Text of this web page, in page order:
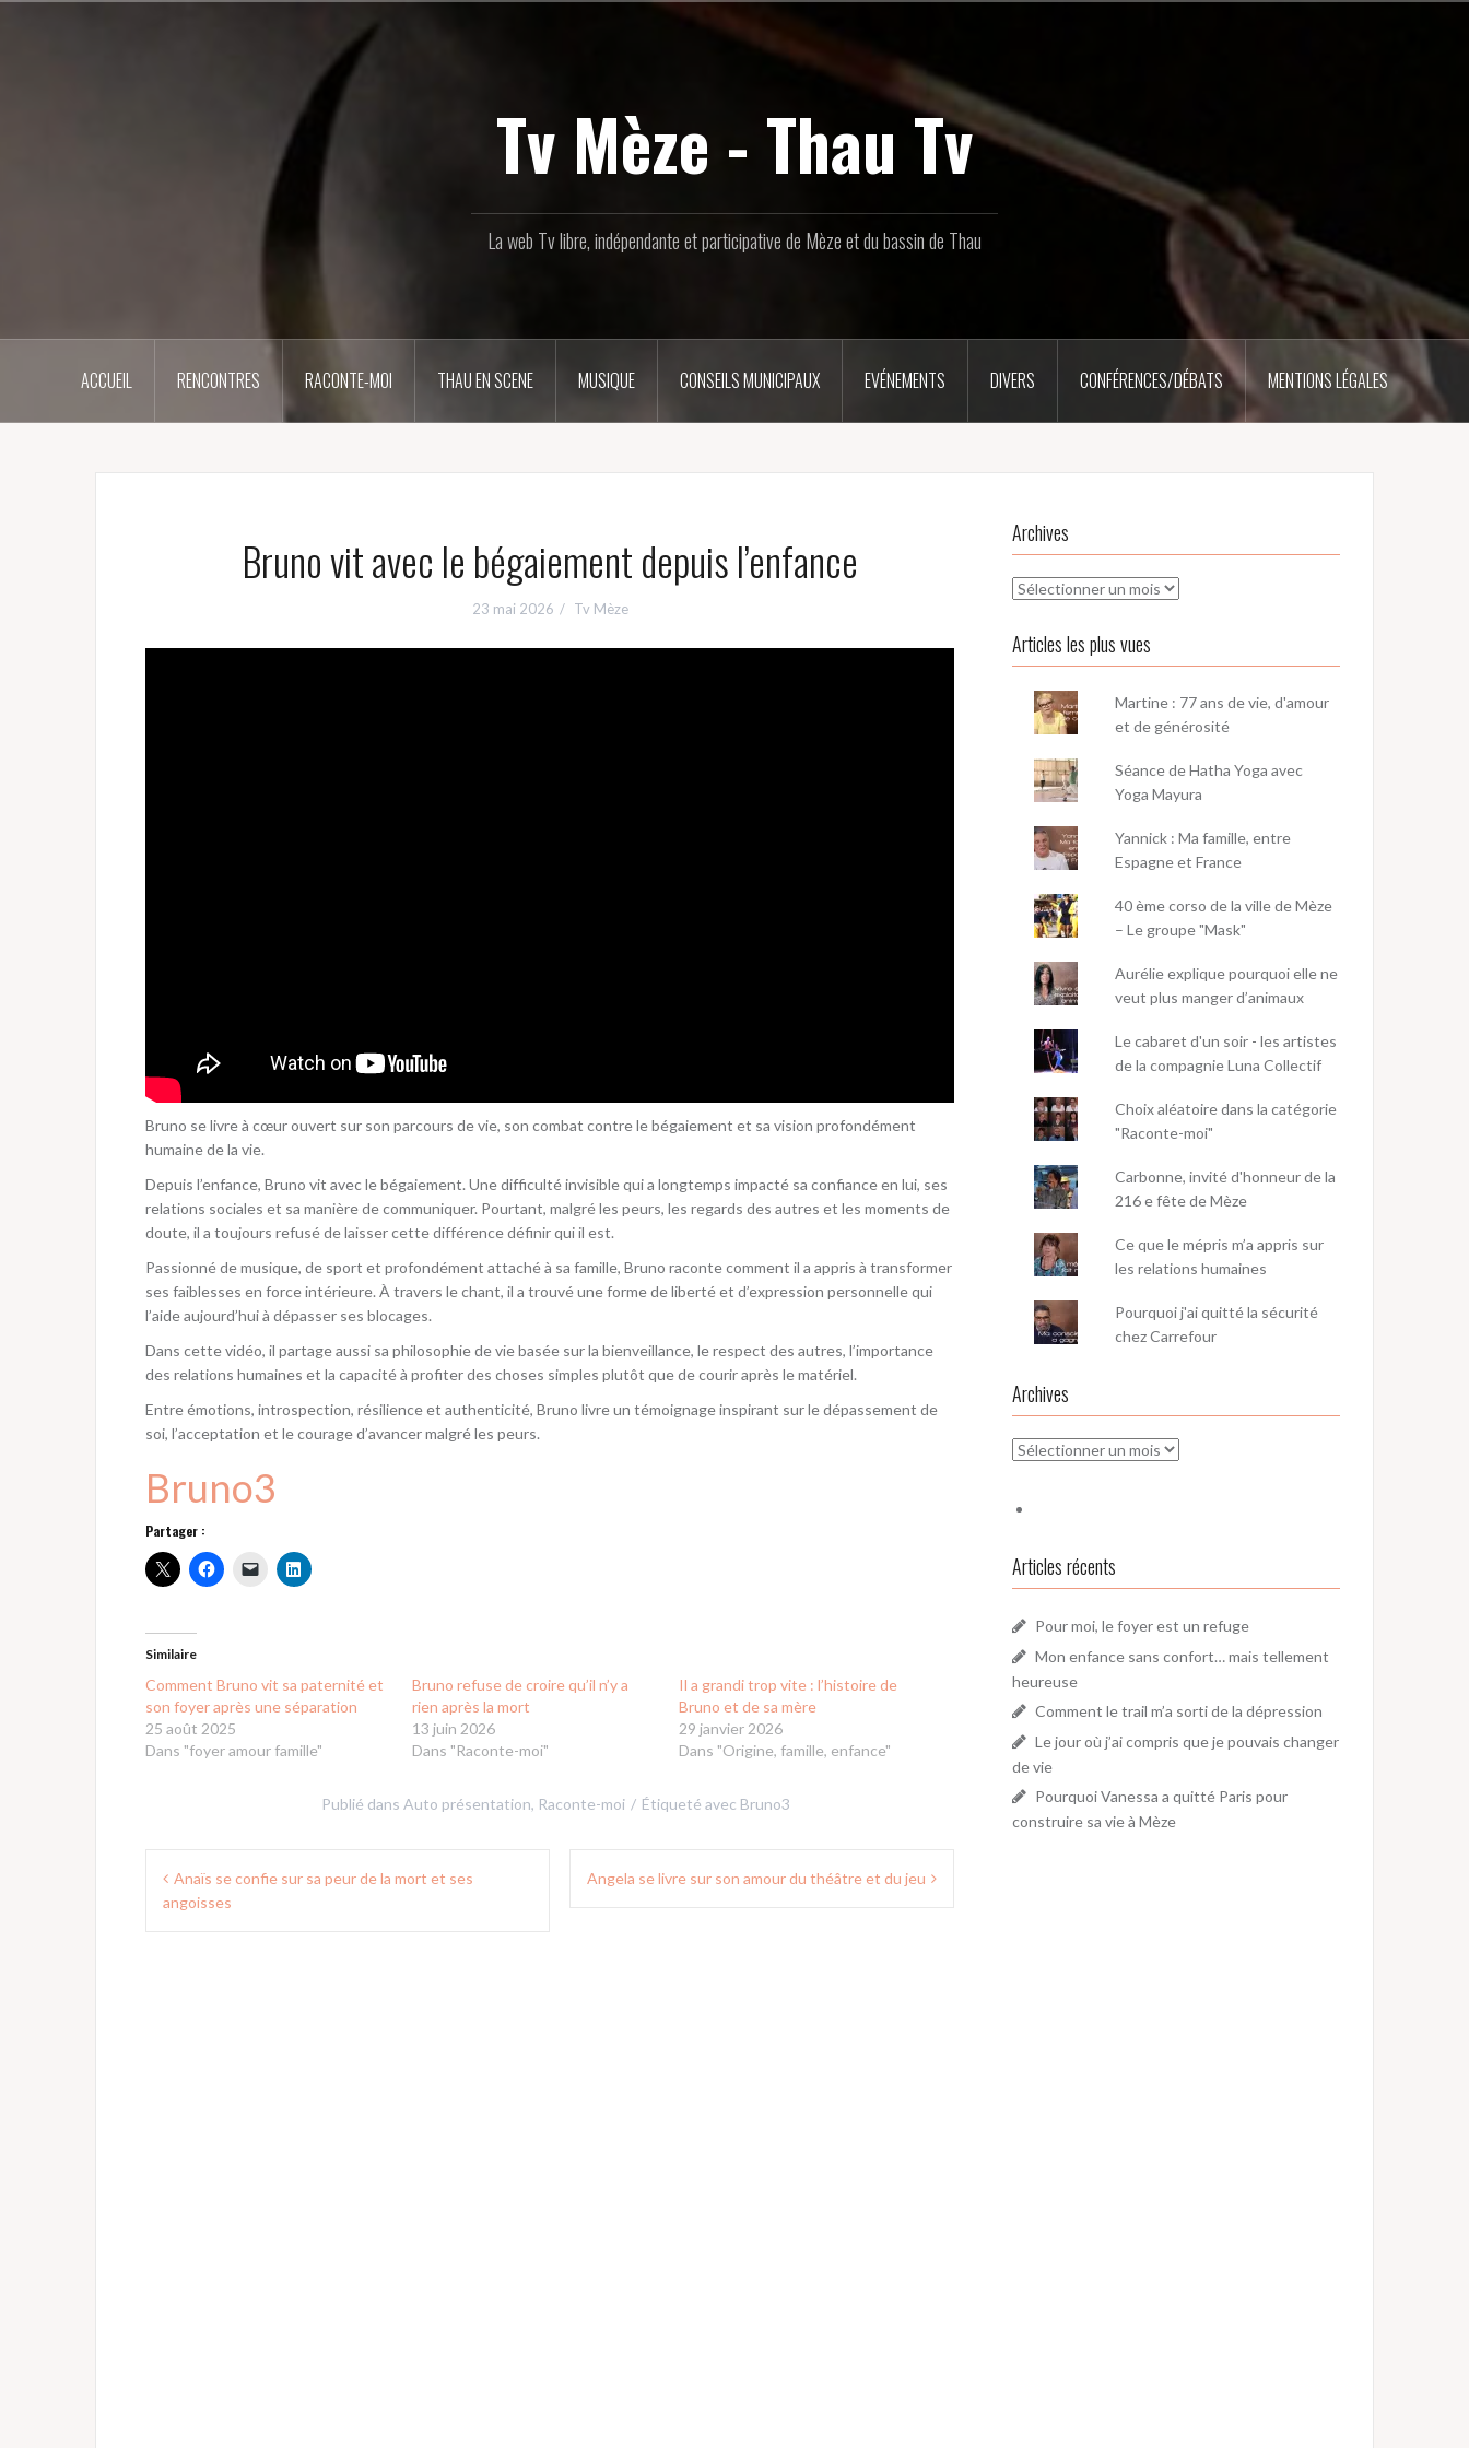
Tv Mèze - Thau Tv
La web Tv libre, indépendante et participative de Mèze et du bassin de Thau
ACCUEIL RENCONTRES RACONTE-MOI THAU EN SCENE MUSIQUE CONSEILS MUNICIPAUX EVÉNEMENTS DIVERS CONFÉRENCES/DÉBATS MENTIONS LÉGALES
Bruno vit avec le bégaiement depuis l’enfance
23 mai 2026 Tv Mèze
Bruno se livre à cœur ouvert sur son parcours de vie, son combat contre le bégaiement et sa vision profondément
humaine de la vie.
Depuis l’enfance, Bruno vit avec le bégaiement. Une difficulté invisible qui a longtemps impacté sa confiance en lui, ses
relations sociales et sa manière de communiquer. Pourtant, malgré les peurs, les regards des autres et les moments de
doute, il a toujours refusé de laisser cette différence définir qui il est.
Passionné de musique, de sport et profondément attaché à sa famille, Bruno raconte comment il a appris à transformer
ses faiblesses en force intérieure. À travers le chant, il a trouvé une forme de liberté et d’expression personnelle qui
l’aide aujourd’hui à dépasser ses blocages.
Dans cette vidéo, il partage aussi sa philosophie de vie basée sur la bienveillance, le respect des autres, l’importance
des relations humaines et la capacité à profiter des choses simples plutôt que de courir après le matériel.
Entre émotions, introspection, résilience et authenticité, Bruno livre un témoignage inspirant sur le dépassement de
soi, l’acceptation et le courage d’avancer malgré les peurs.
Bruno3
Partager :
Similaire
Comment Bruno vit sa paternité et
son foyer après une séparation
25 août 2025
Dans "foyer amour famille"
Bruno refuse de croire qu’il n’y a
rien après la mort
13 juin 2026
Dans "Raconte-moi"
Il a grandi trop vite : l’histoire de
Bruno et de sa mère
29 janvier 2026
Dans "Origine, famille, enfance"
Publié dans Auto présentation, Raconte-moi Étiqueté avec Bruno3
Navigation
de Anaïs se confie sur sa peur de la mort et ses
angoisses
Angela se livre sur son amour du théâtre et du jeu
Archives
Archives
Articles les plus vues
Martine : 77 ans de vie, d'amour
et de générosité
Séance de Hatha Yoga avec
Yoga Mayura
Yannick : Ma famille, entre
Espagne et France
40 ème corso de la ville de Mèze
– Le groupe "Mask"
Aurélie explique pourquoi elle ne
veut plus manger d’animaux
Le cabaret d'un soir - les artistes
de la compagnie Luna Collectif
Choix aléatoire dans la catégorie
"Raconte-moi"
Carbonne, invité d'honneur de la
216 e fête de Mèze
Ce que le mépris m’a appris sur
les relations humaines
Pourquoi j'ai quitté la sécurité
chez Carrefour
Archives
Archives
Articles récents
Pour moi, le foyer est un refuge
Mon enfance sans confort… mais tellement
heureuse
Comment le trail m’a sorti de la dépression
Le jour où j’ai compris que je pouvais changer
de vie
Pourquoi Vanessa a quitté Paris pour
construire sa vie à Mèze